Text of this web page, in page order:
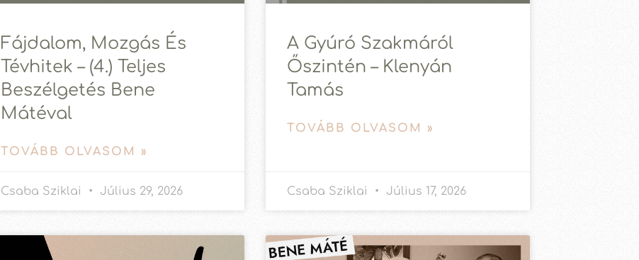
Fájdalom, Mozgás És
Tévhitek – (4.) Teljes
Beszélgetés Bene
Mátéval
TOVÁBB OLVASOM »
Csaba Sziklai Július 29, 2026
A Gyúró Szakmáról
Őszintén – Klenyán
Tamás
TOVÁBB OLVASOM »
Csaba Sziklai Július 17, 2026